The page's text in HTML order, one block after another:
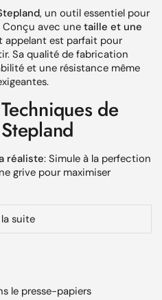
, un outil essentiel pour
Conçu avec une taille et une
appelant est parfait pour
Sa qualité de fabrication
et une résistance même
de
réaliste: Simule à la perfection
grive pour maximiser
avec des matériaux de
une durabilité exceptionnelle.
au soleil.
suite
le presse-papiers